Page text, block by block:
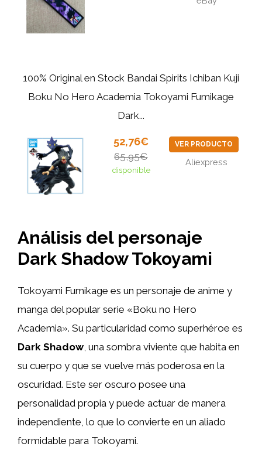
100% Original en Stock Bandai Spirits Ichiban Kuji
Boku No Hero Academia Tokoyami Fumikage
Dark...
52,76€
65,95€
disponible
VER PRODUCTO
Aliexpress
Análisis del personaje
Dark Shadow Tokoyami
Tokoyami Fumikage es un personaje de anime y
manga del popular serie «Boku no Hero
Academia». Su particularidad como superhéroe es
Dark Shadow , una sombra viviente que habita en
su cuerpo y que se vuelve más poderosa en la
oscuridad. Este ser oscuro posee una
personalidad propia y puede actuar de manera
independiente, lo que lo convierte en un aliado
formidable para Tokoyami.